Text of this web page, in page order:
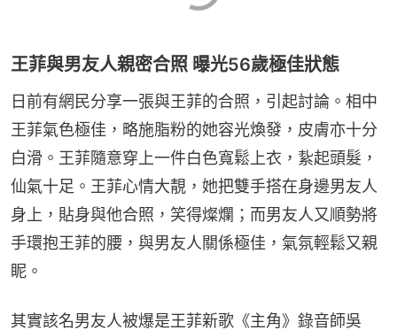
王菲與男友人親密合照 曝光56歲極佳狀態
日前有網民分享一張與王菲的合照，引起討論。相中
王菲氣色極佳，略施脂粉的她容光煥發，皮膚亦十分
白滑。王菲隨意穿上一件白色寬鬆上衣，紥起頭髮，
仙氣十足。王菲心情大靚，她把雙手搭在身邊男友人
身上，貼身與他合照，笑得燦爛；而男友人又順勢將
手環抱王菲的腰，與男友人關係極佳，氣氛輕鬆又親
眤。
其實該名男友人被爆是王菲新歌《主角》錄音師吳